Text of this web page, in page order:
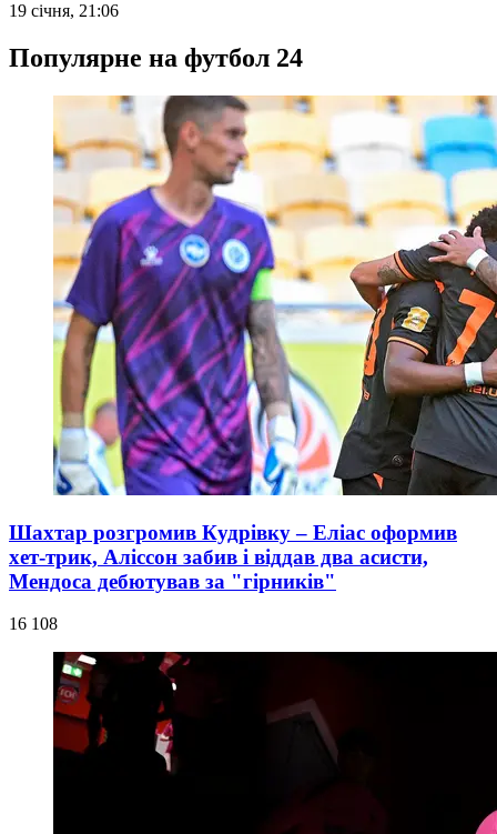
19 січня, 21:06
Популярне на футбол 24
Шахтар розгромив Кудрівку – Еліас оформив
хет-трик, Аліссон забив і віддав два асисти,
Мендоса дебютував за "гірників"
16 108